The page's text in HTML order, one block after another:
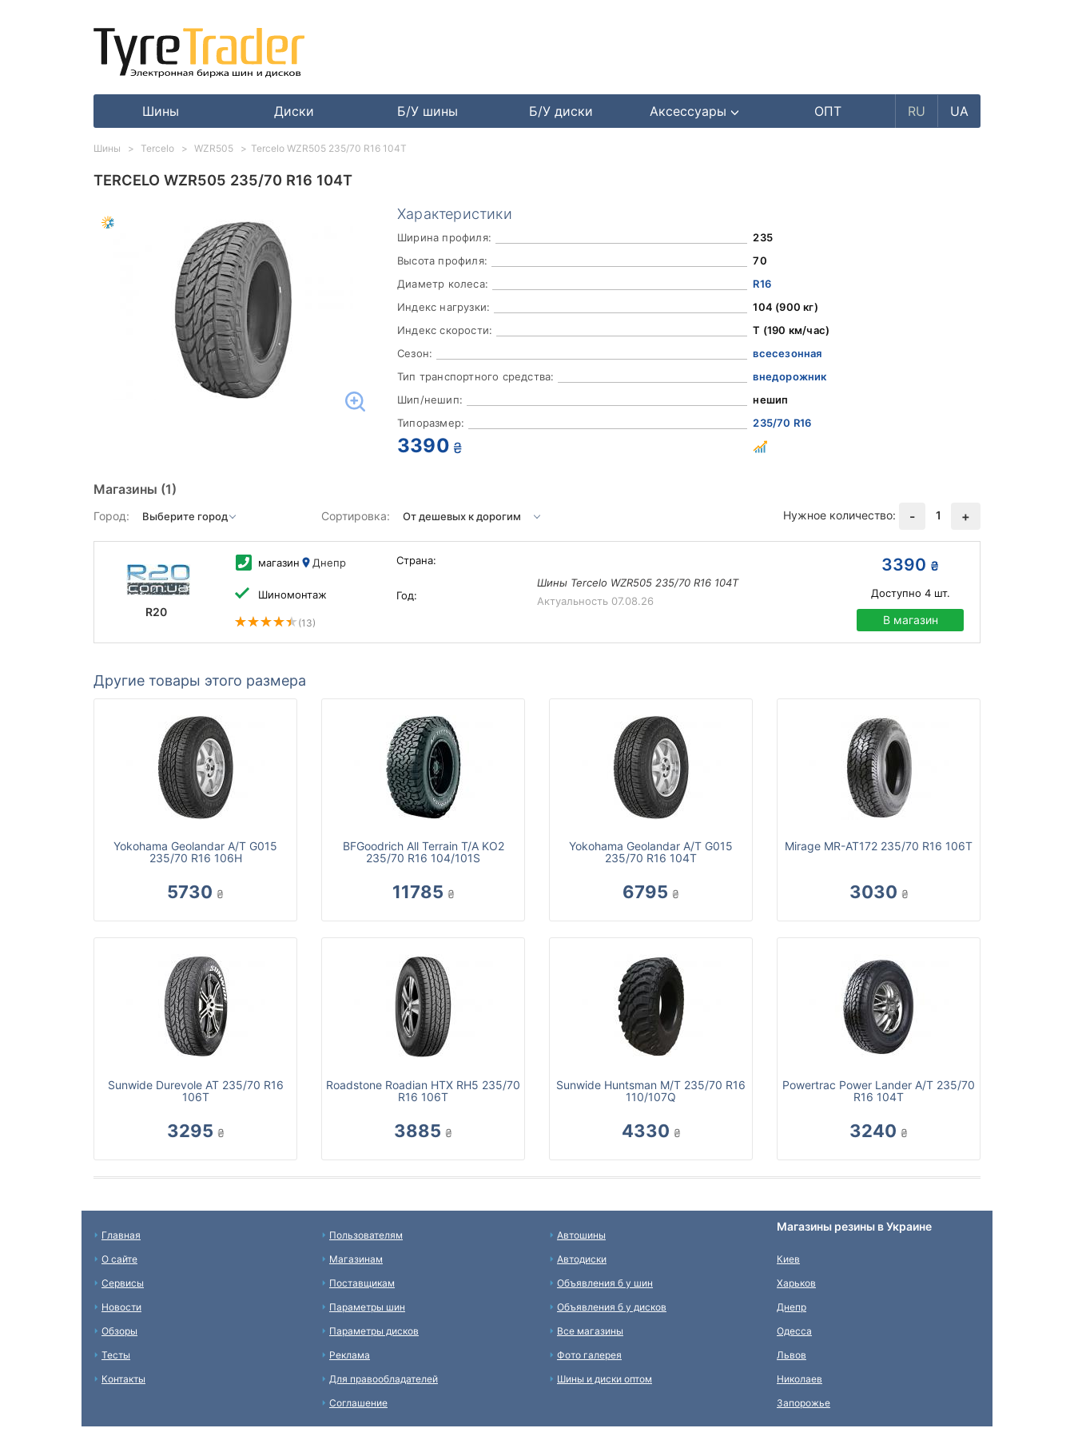
Шины Диски Б/У шины Б/У диски Аксессуары ОПТ RU UA
TERCELO WZR505 235/70 R16 104T
Характеристики
Ширина профиля:
235
Высота профиля:
70
Диаметр колеса:
R16
Индекс нагрузки:
104 (900 кг)
Индекс скорости:
T (190 км/час)
Сезон:
всесезонная
Тип транспортного средства:
внедорожник
Шип/нешип:
нешип
Типоразмер:
235/70 R16
3390 ₴
Магазины (1)
Город: Сортировка: Нужное количество: - 1 +
R20
магазин Днепр
Шиномонтаж
(13)
Страна:
Год:
Шины Tercelo WZR505 235/70 R16 104T
Актуальность 07.08.26
3390 ₴
Доступно 4шт.
В магазин
Другие товары этого размера
Yokohama Geolandar A/T G015
235/70 R16 106H
5730 ₴
BFGoodrich All Terrain T/A KO2
235/70 R16 104/101S
11785 ₴
Yokohama Geolandar A/T G015
235/70 R16 104T
6795 ₴
Mirage MR-AT172 235/70 R16 106T
3030 ₴
Sunwide Durevole AT 235/70 R16
106T
3295 ₴
Roadstone Roadian HTX RH5 235/70
R16 106T
3885 ₴
Sunwide Huntsman M/T 235/70 R16
110/107Q
4330 ₴
Powertrac Power Lander A/T 235/70
R16 104T
3240 ₴
Шины Tercelo WZR505 Tercelo WZR505 235/70 R16 104T
Главная
О сайте
Сервисы
Новости
Обзоры
Тесты
Контакты
Пользователям
Магазинам
Поставщикам
Параметры шин
Параметры дисков
Реклама
Для правообладателей
Соглашение
Автошины
Автодиски
Объявления б у шин
Объявления б у дисков
Все магазины
Фото галерея
Шины и диски оптом
Магазины резины в Украине
Киев
Харьков
Днепр
Одесса
Львов
Николаев
Запорожье